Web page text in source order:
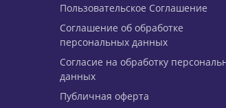
Пользовательское Соглашение
Соглашение об обработке
персональных данных
Согласие на обработку
данных
Публичная оферта